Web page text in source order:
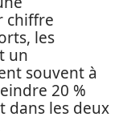
chiffre
les
un
souvent à
20 %
dans les deux